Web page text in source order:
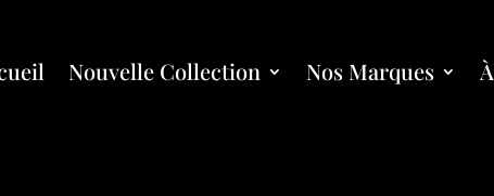
Nouvelle Collection Nos Marques